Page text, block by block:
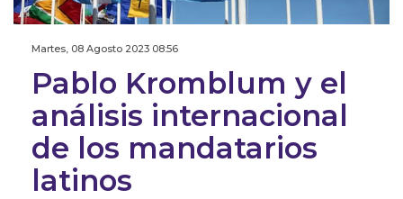
Martes, 08 Agosto 2023 08:56
Pablo Kromblum y el
análisis internacional
de los mandatarios
latinos